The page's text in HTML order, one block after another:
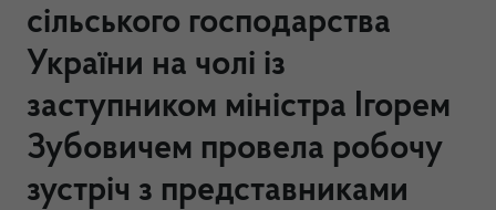
сільського господарства
України на чолі із
заступником міністра Ігорем
Зубовичем провела робочу
зустріч з представниками